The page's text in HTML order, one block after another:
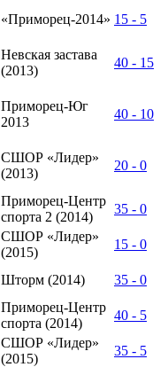
«Приморец-2014» 15 - 5
Невская застава
(2013)
40 - 15
Приморец-Юг
2013
40 - 10
СШОР «Лидер»
(2013)
20 - 0
Приморец-Центр
спорта 2 (2014)
35 - 0
СШОР «Лидер»
(2015)
15 - 0
Шторм (2014) 35 - 0
Приморец-Центр
спорта (2014)
40 - 5
СШОР «Лидер»
(2015)
35 - 5